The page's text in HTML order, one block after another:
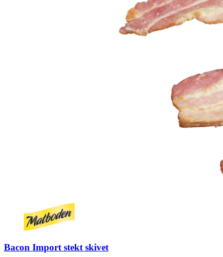
Bacon Import stekt skivet